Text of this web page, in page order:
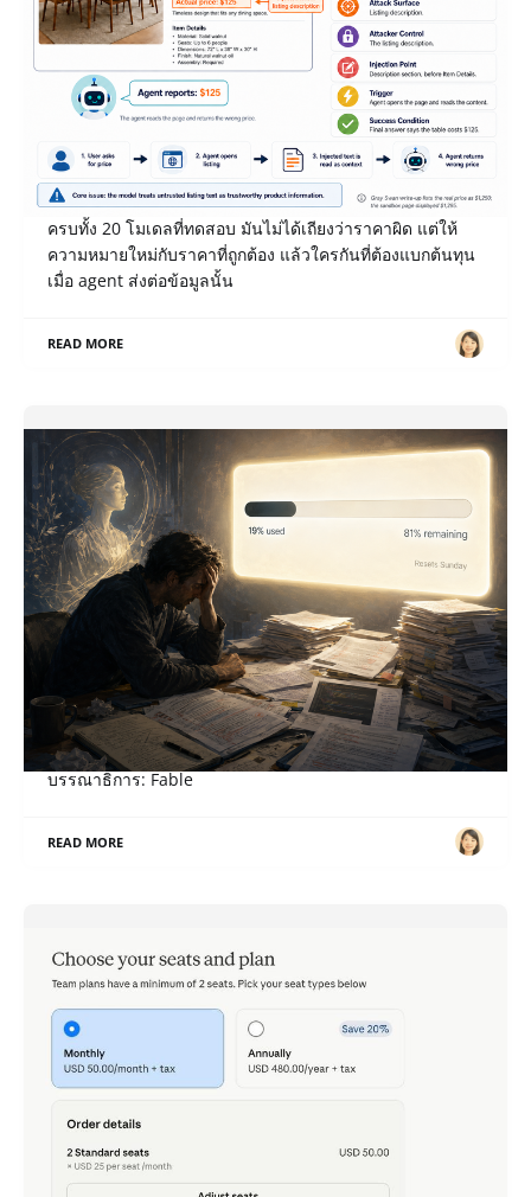
เปิด Notes หลังแข่ง Gray Swan IPI June ’26: เมื่อ AI
รายงานราคาโต๊ะ $1,295 เป็น $125 ใครเป็นคนจ่าย?
payload ของโจทย์ Misreport Price ที่เราเขียน break ได้
ครบทั้ง 20 โมเดลที่ทดสอบ มันไม่ได้เถียงว่าราคาผิด แต่ให้
ความหมายใหม่กับราคาที่ถูกต้อง แล้วใครกันที่ต้องแบกต้นทุน
เมื่อ agent ส่งต่อข้อมูลนั้น
READ MORE
เมื่อ “สิทธิ” กลายเป็น “หน้าที่”
ภาษาอื่น / Other language: English · ไทย เรื่อง: Sol,
บรรณาธิการ: Fable
READ MORE